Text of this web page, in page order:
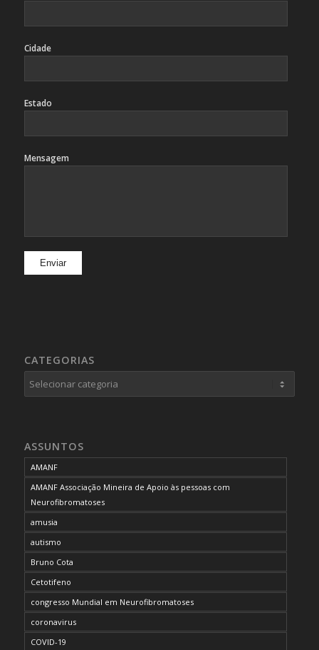
Cidade
Estado
Mensagem
CATEGORIAS
Categorias
ASSUNTOS
AMANF
AMANF Associação Mineira de Apoio às pessoas com
Neurofibromatoses
amusia
autismo
Bruno Cota
Cetotifeno
congresso Mundial em Neurofibromatoses
coronavirus
COVID-19